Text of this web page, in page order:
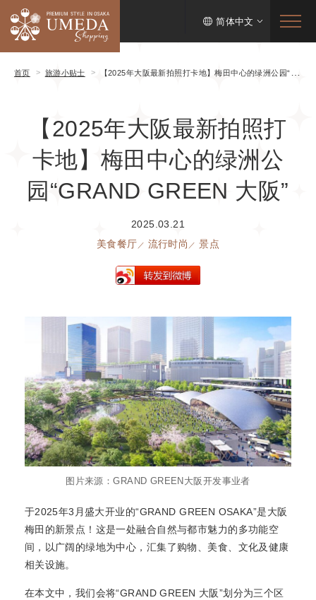
简体中文
首页 旅游小贴士 【2025年大阪最新拍照打卡地】梅田中心的绿洲公园“GRAND GREEN 大阪”
【2025年大阪最新拍照打
卡地】梅田中心的绿洲公
园“GRAND GREEN 大阪”
2025.03.21
美食餐厅
流行时尚 景点
图片来源：GRAND GREEN大阪开发事业者
于2025年3月盛大开业的“GRAND GREEN OSAKA”是大阪
梅田的新景点！这是一处融合自然与都市魅力的多功能空
间，以广阔的绿地为中心，汇集了购物、美食、文化及健康
相关设施。
在本文中，我们会将“GRAND GREEN 大阪”划分为三个区